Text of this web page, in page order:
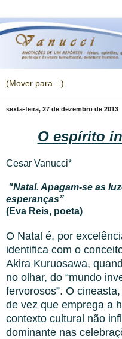
sexta-feira, 27 de dezembro de 2013
O espírito
Cesar Vanucci*
"Natal. Apagam-se as
esperanças”
(Eva Reis, poeta)
O Natal é, por
identifica com o
Akira Kuruosawa,
no olhar, do “mundo
fervorosos”. O
de vez que emprega a
contexto cultural não
dominante nas